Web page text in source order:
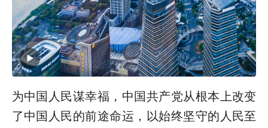
为中国人民谋幸福，中国共产党从根本上改变
了中国人民的前途命运，以始终坚守的人民至